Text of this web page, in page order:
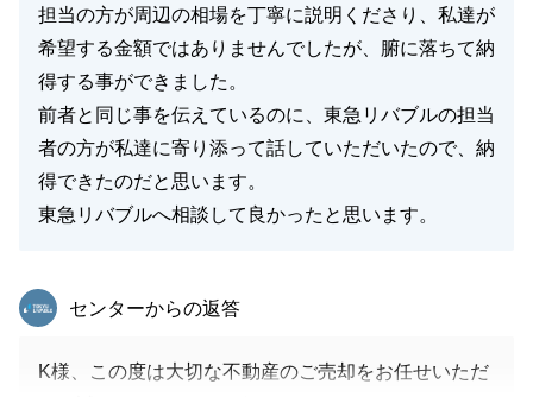
担当の方が周辺の相場を丁寧に説明くださり、私達が
希望する金額ではありませんでしたが、腑に落ちて納
得する事ができました。
前者と同じ事を伝えているのに、東急リバブルの担当
者の方が私達に寄り添って話していただいたので、納
得できたのだと思います。
東急リバブルへ相談して良かったと思います。
東急リバブル
センターからの返答
K様、この度は大切な不動産のご売却をお任せいただ